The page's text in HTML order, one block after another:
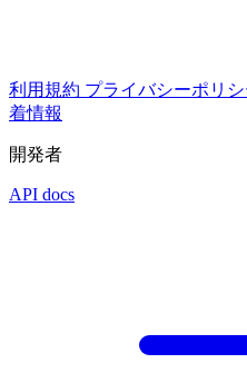
利用規約 プライバシーポリシ
着情報
開発者
API docs